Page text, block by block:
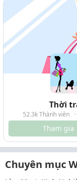
Thời
52.3k Thành viên ·
Tham gia
Chuyên mục